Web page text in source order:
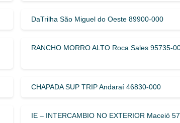
DaTrilha São Miguel do Oeste 89900-000
RANCHO MORRO ALTO Roca Sales 95735-
CHAPADA SUP TRIP Andaraí 46830-000
IE – INTERCAMBIO NO EXTERIOR Maceió